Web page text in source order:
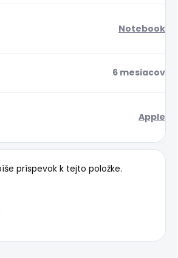
Notebook
6 mesiacov
Apple
príspevok k tejto položke.